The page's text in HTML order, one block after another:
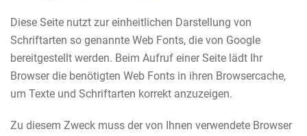
Diese Seite nutzt zur einheitlichen Darstellung von
Schriftarten so genannte Web Fonts, die von Google
bereitgestellt werden. Beim Aufruf einer Seite lädt Ihr
Browser die benötigten Web Fonts in ihren Browsercache,
um Texte und Schriftarten korrekt anzuzeigen.
Zu diesem Zweck muss der von Ihnen verwendete Browser